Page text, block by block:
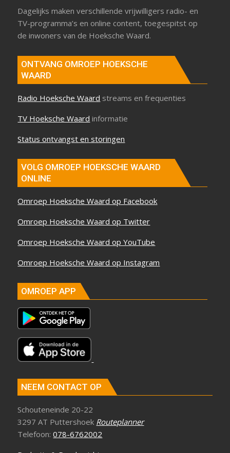
Dagelijks maken verschillende vrijwilligers radio- en
TV-programma’s en online content, toegespitst op
de inwoners van de Hoeksche Waard.
ONTVANG OMROEP HOEKSCHE
WAARD
Radio Hoeksche Waard streams en frequenties
TV Hoeksche Waard informatie
Status ontvangst en storingen
VOLG OMROEP HOEKSCHE WAARD
ONLINE
Omroep Hoeksche Waard op Facebook
Omroep Hoeksche Waard op Twitter
Omroep Hoeksche Waard op YouTube
Omroep Hoeksche Waard op Instagram
OMROEP APP
NEEM CONTACT OP
Schouteneinde 20-22
3297 AT Puttershoek Routeplanner
Telefoon:078-6762002